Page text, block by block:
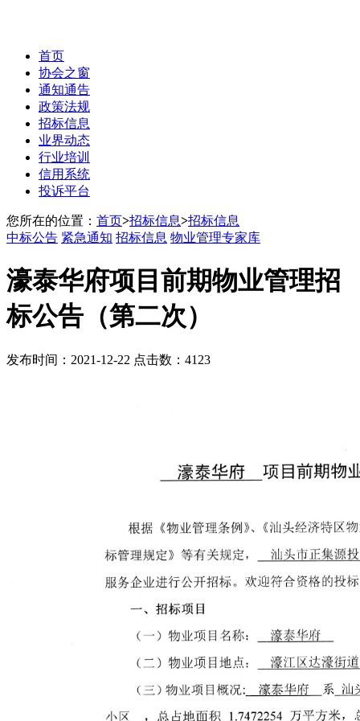
首页
协会之窗
通知通告
政策法规
招标信息
业界动态
行业培训
信用系统
投诉平台
您所在的位置： 首页>招标信息>招标信息
中标公告 紧急通知 招标信息 物业管理专家库
濠泰华府项目前期物业管理招
标公告（第二次）
发布时间：2021-12-22 点击数：4123